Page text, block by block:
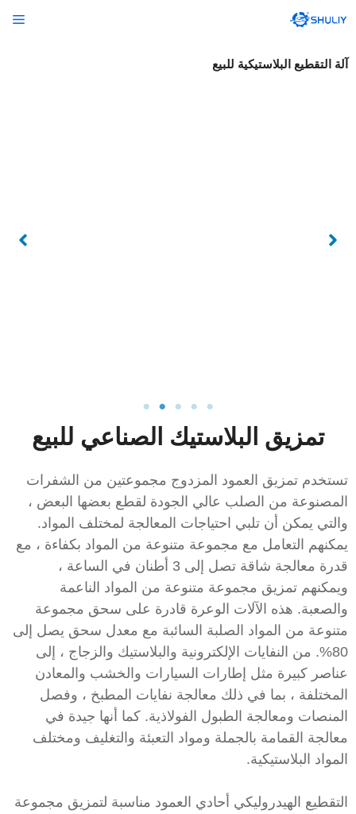
إلى
آلة التقطيع البلاستيكية للبيع
تمزيق البلاستيك الصناعي للبيع
تستخدم تمزيق العمود المزدوج مجموعتين من الشفرات
المصنوعة من الصلب عالي الجودة لقطع بعضها البعض ،
والتي يمكن أن تلبي احتياجات المعالجة لمختلف المواد.
يمكنهم التعامل مع مجموعة متنوعة من المواد بكفاءة ، مع
قدرة معالجة شاقة تصل إلى 3 أطنان في الساعة ،
ويمكنهم تمزيق مجموعة متنوعة من المواد الناعمة
والصعبة. هذه الآلات الوعرة قادرة على سحق مجموعة
متنوعة من المواد الصلبة السائبة مع معدل سحق يصل إلى
80%. من النفايات الإلكترونية والبلاستيك والزجاج ، إلى
عناصر كبيرة مثل إطارات السيارات والخشب والمعادن
المختلفة ، بما في ذلك معالجة نفايات المطبخ ، وفصل
المنصات ومعالجة الطبول الفولاذية. كما أنها جيدة في
معالجة القمامة بالجملة ومواد التعبئة والتغليف ومختلف
المواد البلاستيكية.
التقطيع الهيدروليكي أحادي العمود مناسبة لتمزيق مجموعة